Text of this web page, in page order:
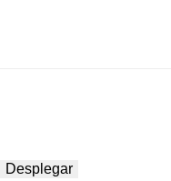
Desplegar